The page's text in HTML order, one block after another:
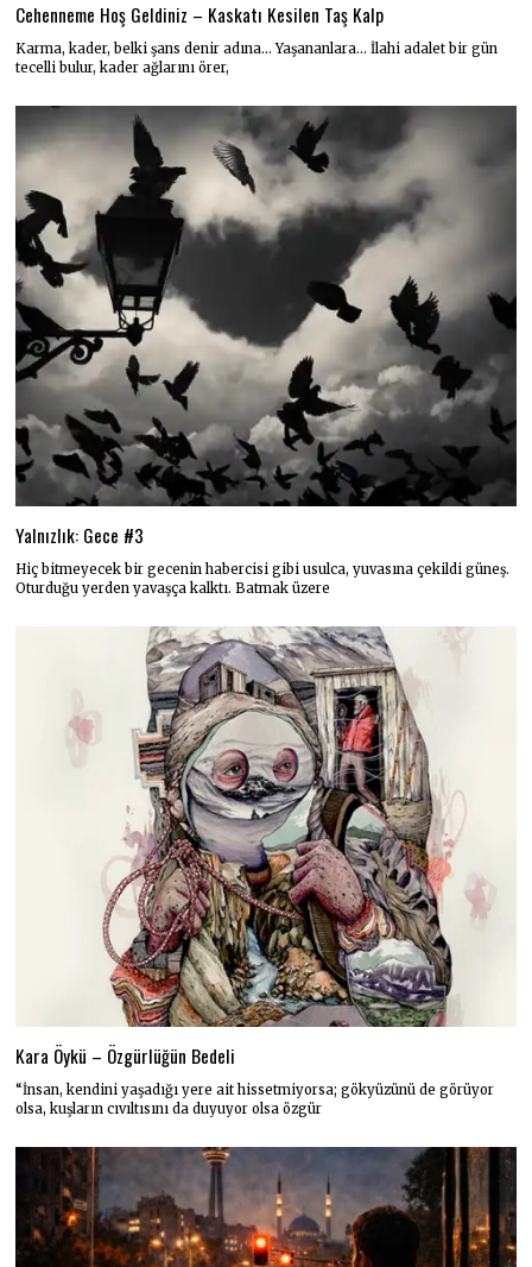
Cehenneme Hoş Geldiniz – Kaskatı Kesilen Taş Kalp
Karma, kader, belki şans denir adına… Yaşananlara… İlahi adalet bir gün
tecelli bulur, kader ağlarını örer,
Yalnızlık: Gece #3
Hiç bitmeyecek bir gecenin habercisi gibi usulca, yuvasına çekildi güneş.
Oturduğu yerden yavaşça kalktı. Batmak üzere
Kara Öykü – Özgürlüğün Bedeli
“İnsan, kendini yaşadığı yere ait hissetmiyorsa; gökyüzünü de görüyor
olsa, kuşların cıvıltısını da duyuyor olsa özgür